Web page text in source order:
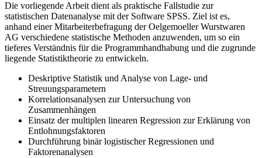
Die vorliegende Arbeit dient als praktische Fallstudie zur
statistischen Datenanalyse mit der Software SPSS. Ziel ist es,
anhand einer Mitarbeiterbefragung der Oelgemoeller Wurstwaren
AG verschiedene statistische Methoden anzuwenden, um so ein
tieferes Verständnis für die Programmhandhabung und die zugrunde
liegende Statistiktheorie zu entwickeln.
Deskriptive Statistik und Analyse von Lage- und
Streuungsparametern
Korrelationsanalysen zur Untersuchung von
Zusammenhängen
Einsatz der multiplen linearen Regression zur Erklärung von
Entlohnungsfaktoren
Durchführung binär logistischer Regressionen und
Faktorenanalysen